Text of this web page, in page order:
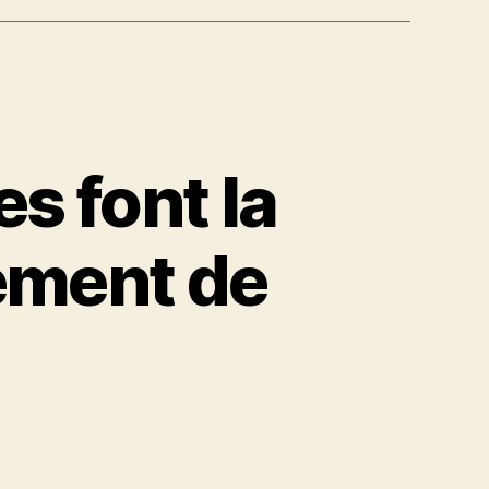
font la
de